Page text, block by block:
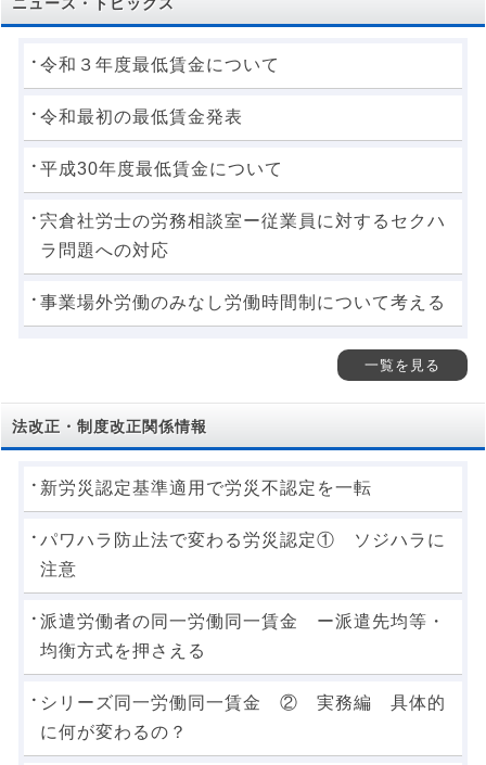
令和３年度最低賃金について
令和最初の最低賃金発表
平成30年度最低賃金について
宍倉社労士の労務相談室ー従業員に対するセクハ
ラ問題への対応
事業場外労働のみなし労働時間制について考える
一覧を見る
法改正・制度改正関係情報
新労災認定基準適用で労災不認定を一転
パワハラ防止法で変わる労災認定① ソジハラに
注意
派遣労働者の同一労働同一賃金 ー派遣先均等・
均衡方式を押さえる
シリーズ同一労働同一賃金 ② 実務編 具体的
に何が変わるの？